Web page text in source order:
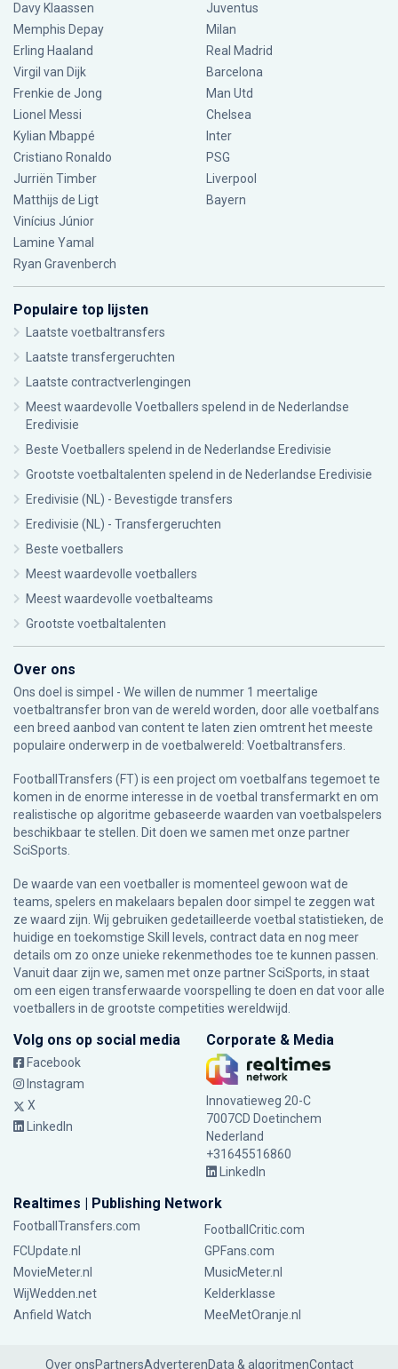
Davy Klaassen
Memphis Depay
Erling Haaland
Virgil van Dijk
Frenkie de Jong
Lionel Messi
Kylian Mbappé
Cristiano Ronaldo
Jurriën Timber
Matthijs de Ligt
Vinícius Júnior
Lamine Yamal
Ryan Gravenberch
Juventus
Milan
Real Madrid
Barcelona
Man Utd
Chelsea
Inter
PSG
Liverpool
Bayern
Populaire top lijsten
Laatste voetbaltransfers
Laatste transfergeruchten
Laatste contractverlengingen
Meest waardevolle Voetballers spelend in de Nederlandse
Eredivisie
Beste Voetballers spelend in de Nederlandse Eredivisie
Grootste voetbaltalenten spelend in de Nederlandse Eredivisie
Eredivisie (NL) - Bevestigde transfers
Eredivisie (NL) - Transfergeruchten
Beste voetballers
Meest waardevolle voetballers
Meest waardevolle voetbalteams
Grootste voetbaltalenten
Over ons
Ons doel is simpel - We willen de nummer 1 meertalige
voetbaltransfer bron van de wereld worden, door alle voetbalfans
een breed aanbod van content te laten zien omtrent het meeste
populaire onderwerp in de voetbalwereld: Voetbaltransfers.
FootballTransfers (FT) is een project om voetbalfans tegemoet te
komen in de enorme interesse in de voetbal transfermarkt en om
realistische op algoritme gebaseerde waarden van voetbalspelers
beschikbaar te stellen. Dit doen we samen met onze partner
SciSports.
De waarde van een voetballer is momenteel gewoon wat de
teams, spelers en makelaars bepalen door simpel te zeggen wat
ze waard zijn. Wij gebruiken gedetailleerde voetbal statistieken, de
huidige en toekomstige Skill levels, contract data en nog meer
details om zo onze unieke rekenmethodes toe te kunnen passen.
Vanuit daar zijn we, samen met onze partner SciSports, in staat
om een eigen transferwaarde voorspelling te doen en dat voor alle
voetballers in de grootste competities wereldwijd.
Volg ons op social media
Facebook
Instagram
X
LinkedIn
Corporate & Media
Innovatieweg 20-C
7007CD Doetinchem
Nederland
+31645516860
LinkedIn
Realtimes | Publishing Network
FootballTransfers.com
FootballCritic.com
FCUpdate.nl
GPFans.com
MovieMeter.nl
MusicMeter.nl
WijWedden.net
Kelderklasse
Anfield Watch
MeeMetOranje.nl
Over onsPartnersAdverterenData & algoritmenContact